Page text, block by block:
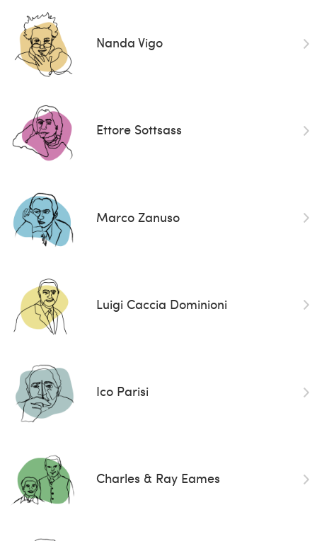
Nanda Vigo
Ettore Sottsass
Marco Zanuso
Luigi Caccia Dominioni
Ico Parisi
Charles & Ray Eames